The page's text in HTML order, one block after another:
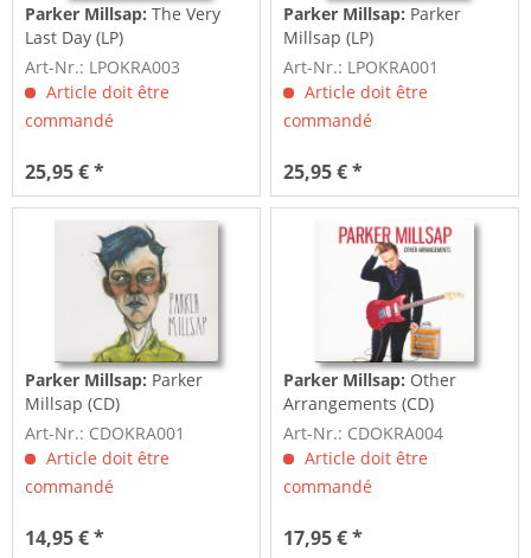
Parker Millsap:The Very
Last Day (LP)
Art-Nr.: LPOKRA003
Article doit être
commandé
25,95 € *
Parker Millsap: Parker
Millsap (LP)
Art-Nr.: LPOKRA001
Article doit être
commandé
25,95 € *
Parker Millsap: Parker
Millsap (CD)
Art-Nr.: CDOKRA001
Article doit être
commandé
14,95 € *
Parker Millsap: Other
Arrangements (CD)
Art-Nr.: CDOKRA004
Article doit être
commandé
17,95 € *